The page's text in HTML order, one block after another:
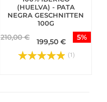
(HUELVA) - PATA
NEGRA GESCHNITTEN
100G
210,00 € 199,50 € 5%
(1)